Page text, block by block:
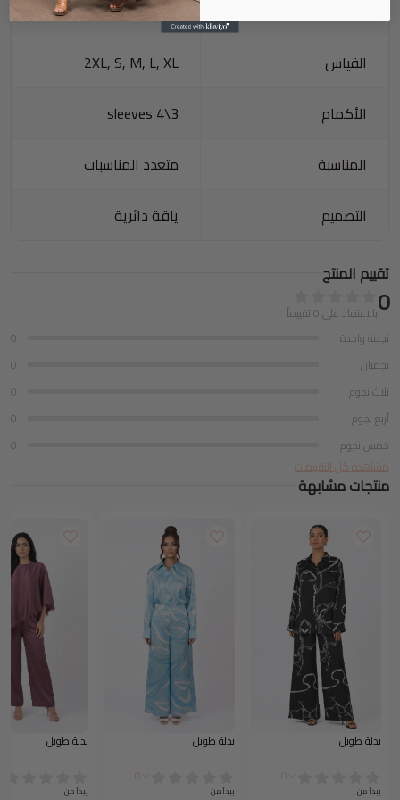
فاتح
القياس
2XL, S, M, L, XL
الأكمام
3\4 sleeves
المناسبة
متعدد المناسبات
التصميم
ياقة دائرية
تقييم المنتج
0بالاعتماد على 0 تقييماً
نجمة واحدة
0
نجمتان
0
ثلاث نجوم
0
أربع نجوم
0
خمس نجوم
0
مشاهدة كل التقييمات
منتجات مشابهة
بدلة طويل
0
يبدأ من
بدلة طويل
0
يبدأ من
بدلة طويل
يبدأ من